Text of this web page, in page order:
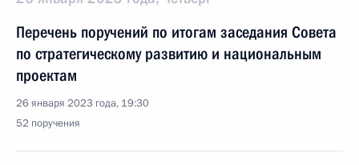
Перечень поручений по итогам заседания Совета
по стратегическому развитию и национальным
проектам
26 января 2023 года, 19:30
52 поручения